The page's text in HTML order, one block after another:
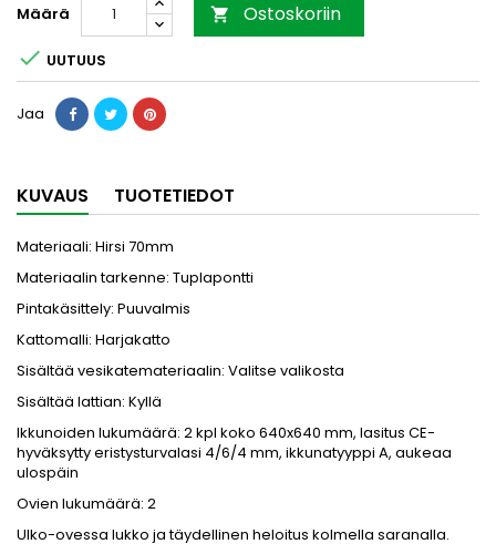
Määrä  Ostoskoriin
 UUTUUS
Jaa
KUVAUS TUOTETIEDOT
Materiaali: Hirsi 70mm
Materiaalin tarkenne: Tuplapontti
Pintakäsittely: Puuvalmis
Kattomalli: Harjakatto
Sisältää vesikatemateriaalin: Valitse valikosta
Sisältää lattian: Kyllä
Ikkunoiden lukumäärä: 2 kpl koko 640x640 mm, lasitus CE-
hyväksytty eristysturvalasi 4/6/4 mm, ikkunatyyppi A, aukeaa
ulospäin
Ovien lukumäärä: 2
Ulko-ovessa lukko ja täydellinen heloitus kolmella saranalla.